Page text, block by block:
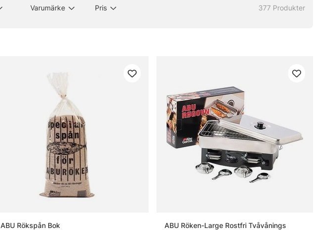
Varumärke Pris 377 Produkter
ABU Rökspån Bok ABU Röken-Large Rostfri Tvåvånings